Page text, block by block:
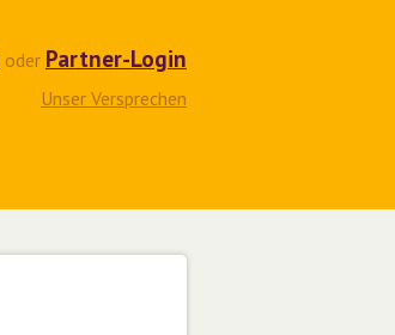
oder Partner-Login
Unser Versprechen